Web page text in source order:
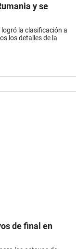
y se
la clasificación a
los detalles de la
de final en